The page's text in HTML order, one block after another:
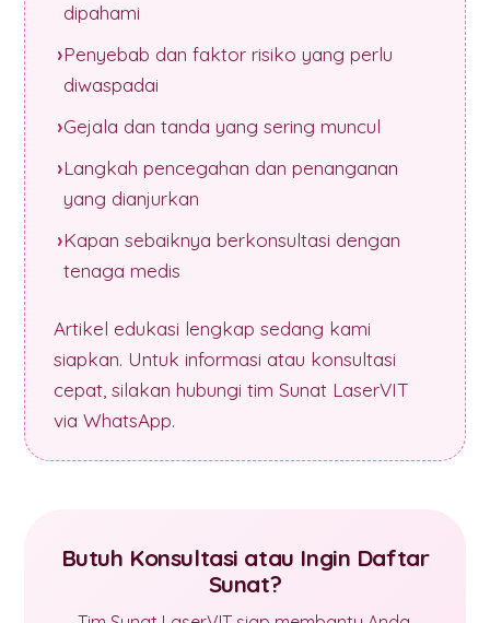
dipahami
Penyebab dan faktor risiko yang perlu
diwaspadai
Gejala dan tanda yang sering muncul
Langkah pencegahan dan penanganan
yang dianjurkan
Kapan sebaiknya berkonsultasi dengan
tenaga medis
Artikel edukasi lengkap sedang kami
siapkan. Untuk informasi atau konsultasi
cepat, silakan hubungi tim Sunat LaserVIT
via WhatsApp.
Butuh Konsultasi atau Ingin Daftar
Sunat?